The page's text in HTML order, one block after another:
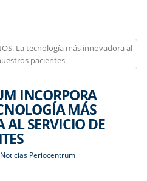
INCORPORA
MÁS
SERVICIO DE
Noticias Periocentrum